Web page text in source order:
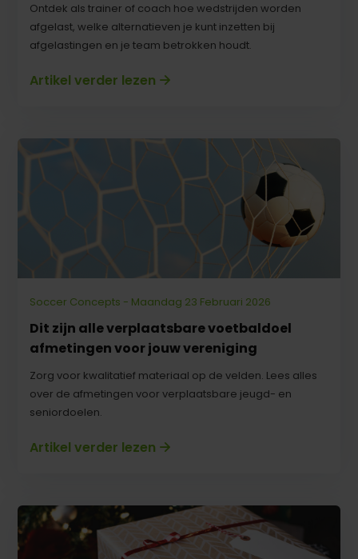
Ontdek als trainer of coach hoe wedstrijden worden
afgelast, welke alternatieven je kunt inzetten bij
afgelastingen en je team betrokken houdt.
Artikel verder lezen
Soccer Concepts - Maandag 23 Februari 2026
Dit zijn alle verplaatsbare voetbaldoel
afmetingen voor jouw vereniging
Zorg voor kwalitatief materiaal op de velden. Lees alles
over de afmetingen voor verplaatsbare jeugd- en
seniordoelen.
Artikel verder lezen